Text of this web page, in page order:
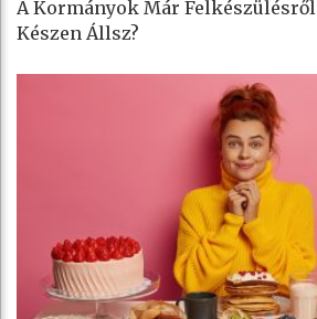
A Kormányok Már
Készen Állsz?